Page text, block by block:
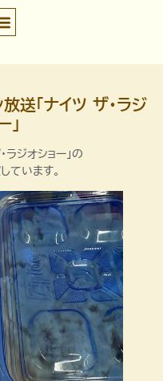
「ナイツ ザ・ラジ
」
ジオショー」の
ています。